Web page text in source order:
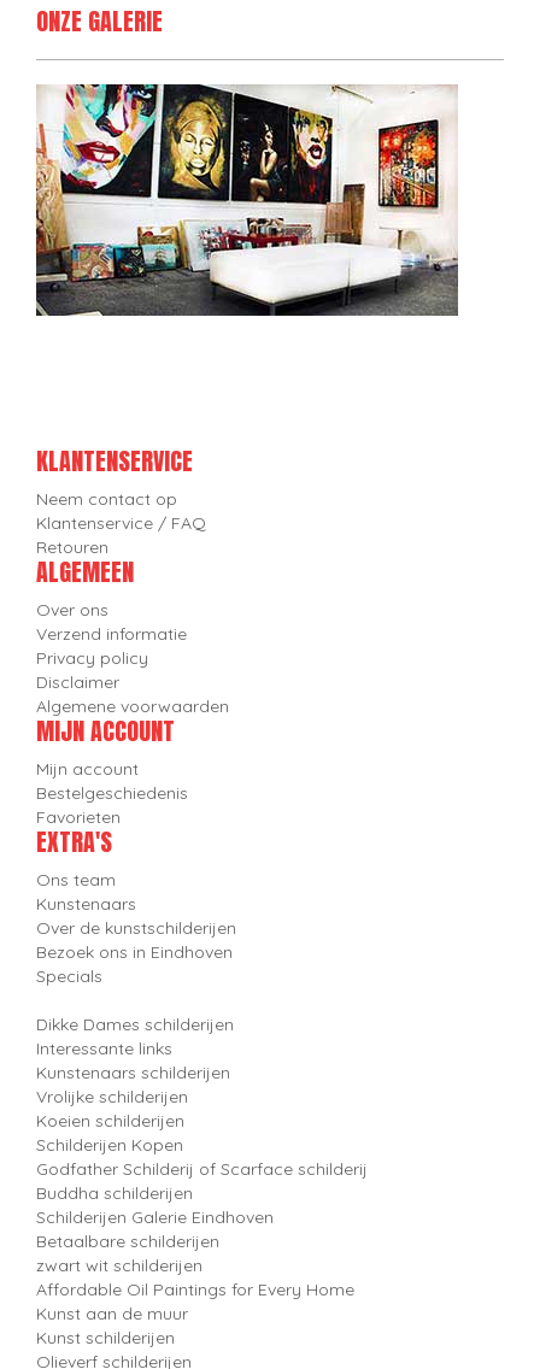
ONZE GALERIE
KLANTENSERVICE
Neem contact op
Klantenservice / FAQ
Retouren
ALGEMEEN
Over ons
Verzend informatie
Privacy policy
Disclaimer
Algemene voorwaarden
MIJN ACCOUNT
Mijn account
Bestelgeschiedenis
Favorieten
EXTRA'S
Ons team
Kunstenaars
Over de kunstschilderijen
Bezoek ons in Eindhoven
Specials
Dikke Dames schilderijen
Interessante links
Kunstenaars schilderijen
Vrolijke schilderijen
Koeien schilderijen
Schilderijen Kopen
Godfather Schilderij of Scarface schilderij
Buddha schilderijen
Schilderijen Galerie Eindhoven
Betaalbare schilderijen
zwart wit schilderijen
Affordable Oil Paintings for Every Home
Kunst aan de muur
Kunst schilderijen
Olieverf schilderijen